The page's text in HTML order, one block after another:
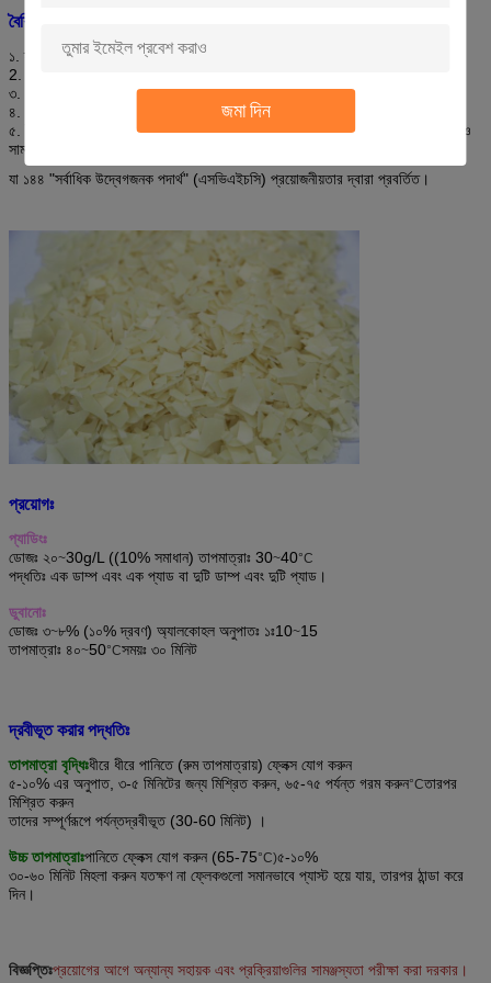
জমা দিন
বৈশিষ্ট্যঃ
১. ফ্যাব্রিককে খুব নরম, মৃদু এবং সম্পূর্ণ হ্যান্ডেল দিয়ে, কম হলুদ।
2. ভাল লবণ এবং ক্ষার প্রতিরোধের, কঠিন জল প্রতিরোধের।
৩. কম ফোম এবং কম ভিস্কোসিটি।
৪. এ.ই.এ. মুক্ত।
৫. ইওকো-টেক্স স্ট্যান্ডার্ড ১০০ (২০১৩ সংস্করণ) পূরণ করুন, যা ইইউ'র রিচ প্রবিধানের সাথেও
সামঞ্জস্যপূর্ণ।
যা ১৪৪ "সর্বাধিক উদ্বেগজনক পদার্থ" (এসভিএইচসি) প্রয়োজনীয়তার দ্বারা প্রবর্তিত।
প্রয়োগঃ
প্যাডিংঃ
ডোজঃ ২০~30g/L ((10% সমাধান) তাপমাত্রাঃ 30~40°C
পদ্ধতিঃ এক ডাম্প এবং এক প্যাড বা দুটি ডাম্প এবং দুটি প্যাড।
ডুবানোঃ
ডোজঃ ৩~৮% (১০% দ্রবণ) অ্যালকোহল অনুপাতঃ ১ঃ10~15
তাপমাত্রাঃ ৪০~50°Cসময়ঃ ৩০ মিনিট
দ্রবীভূত করার পদ্ধতিঃ
তাপমাত্রা বৃদ্ধিঃধীরে ধীরে পানিতে (রুম তাপমাত্রায়) ফ্লেক্স যোগ করুন
৫-১০% এর অনুপাত, ৩-৫ মিনিটের জন্য মিশ্রিত করুন, ৬৫-৭৫ পর্যন্ত গরম করুন°Cতারপর
মিশ্রিত করুন
তাদের সম্পূর্ণরূপে পর্যন্তদ্রবীভূত (30-60 মিনিট) ।
উচ্চ তাপমাত্রাঃপানিতে ফ্লেক্স যোগ করুন (65-75°C)৫-১০%
৩০-৬০ মিনিট মিহলা করুন যতক্ষণ না ফ্লেকগুলো সমানভাবে প্যাস্ট হয়ে যায়, তারপর ঠান্ডা করে
দিন।
বিজ্ঞপ্তিঃপ্রয়োগের আগে অন্যান্য সহায়ক এবং প্রক্রিয়াগুলির সামঞ্জস্যতা পরীক্ষা করা দরকার।